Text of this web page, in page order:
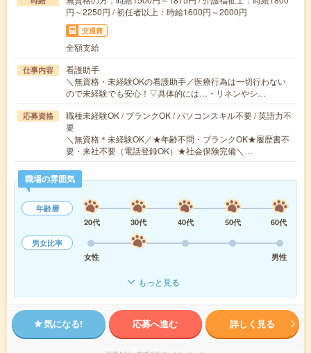
円～2250円 / 初任者以上：時給1600円～2000円
交通費
全額支給
仕事内容
看護助手
＼無資格・未経験OKの看護助手／医療行為は一切行わない
ので未経験でも安心！▽具体的には…・リネンやシ…
応募資格
職種未経験OK / ブランクOK / パソコンスキル不要 / 英語力不
要
＼無資格＊未経験OK／★年齢不問・ブランクOK★履歴書不
要・来社不要（電話登録OK）★社会保険完備＼…
職場の雰囲気
年齢層
20代
30代 40代 50代
60代
男女比率
女性
男性
もっと見る
気になる! 応募へ進む 詳しく見る